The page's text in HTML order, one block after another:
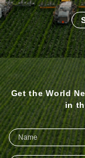
Get the World
in